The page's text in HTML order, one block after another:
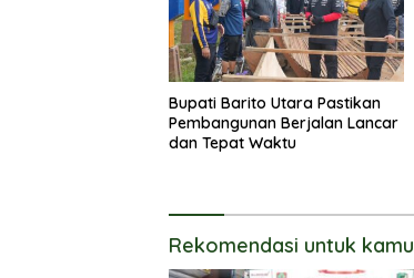
Bupati Barito Utara Pastikan
Pembangunan Berjalan Lancar
dan Tepat Waktu
Rekomendasi untuk kamu